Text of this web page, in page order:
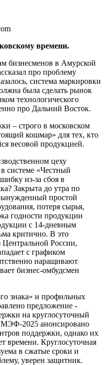
времени.
бизнесменов в Амурской
про проблему
система маркировки
была сделать рынок
технологического
про Дальний Восток.
– строго в московском
кошмар» для тех, кто
весовой продукцией.
цеху
системе «Честный
из-за сбоя в
Закрыта до утра по
простой
потеря сырья,
годности продукции
с 14-дневным
критично. В это
России,
с графиком
наращивают
бизнес-омбудсмен
знака» и профильных
предложение -
на круглосуточный
2025 анонсировано
поддержки, однако их
времени. Круглосуточная
в сжатые сроки и
уверен защитник.